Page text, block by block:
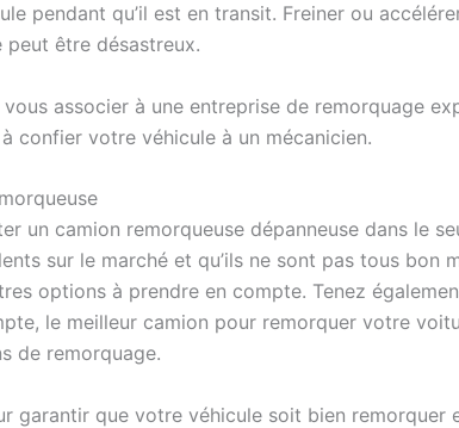
pendant qu’il est en transit. Freiner ou
peut être désastreux.
associer à une entreprise de remorquage
confier votre véhicule à un mécanicien.
un camion remorqueuse dépanneuse dans le
sur le marché et qu’ils ne sont pas tous
options à prendre en compte. Tenez
le meilleur camion pour remorquer votre
de remorquage.
garantir que votre véhicule soit bien